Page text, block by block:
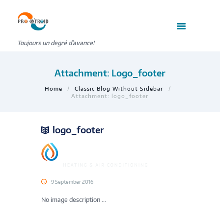
Toujours un degré d'avance!
Attachment: Logo_footer
Home
Classic Blog Without Sidebar
Attachment: logo_footer
logo_footer
9 September 2016
No image description ...